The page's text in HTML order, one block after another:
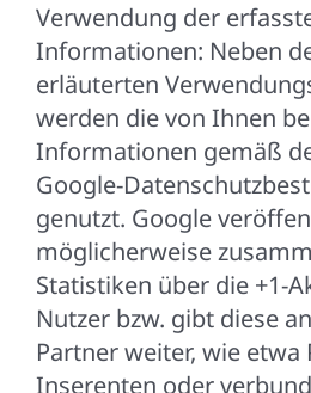
Verwendung der
Informationen: Neben
erläuterten
werden die von Ihnen
Informationen gemäß
Google-
genutzt. Google
möglicherweise
Statistiken über die +1-
Nutzer bzw. gibt diese
Partner weiter, wie etwa
Inserenten oder